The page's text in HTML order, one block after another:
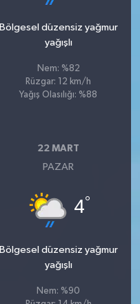
Bölgesel düzensiz yağmur
yağışlı
Nem: %82
Rüzgar: 12 km/h
Yağış Olasılığı: %88
22 MART
PAZAR
4°
Bölgesel düzensiz yağmur
yağışlı
Nem: %90